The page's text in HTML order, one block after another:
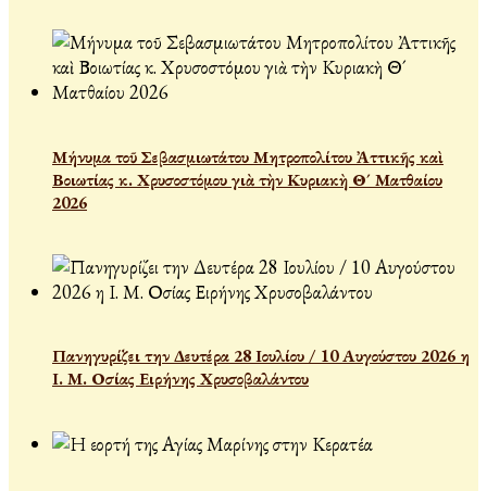
Μήνυμα τοῦ Σεβασμιωτάτου Μητροπολίτου Ἀττικῆς καὶ
Βοιωτίας κ. Χρυσοστόμου γιὰ τὴν Κυριακὴ Θ´ Ματθαίου
2026
Πανηγυρίζει την Δευτέρα 28 Ιουλίου / 10 Αυγούστου 2026 η
Ι. Μ. Οσίας Ειρήνης Χρυσοβαλάντου